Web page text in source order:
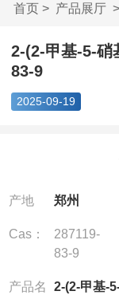
首页> 产品展厅>
基苯基)乙酸 ...
2-(2-甲基-5-硝
83-9
2025-09-19
产地 郑州
Cas：
287119-
83-9
产品名
2-(2-甲基-